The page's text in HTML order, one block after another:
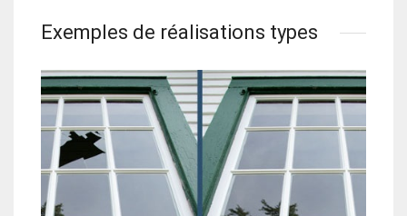
Exemples de réalisations types